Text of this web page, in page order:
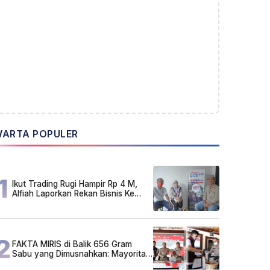
POPULER
Ikut Trading Rugi Hampir Rp 4 M,
Alfiah Laporkan Rekan Bisnis Ke
FAKTA MIRIS di Balik 656 Gram
Sabu yang Dimusnahkan: Mayoritas